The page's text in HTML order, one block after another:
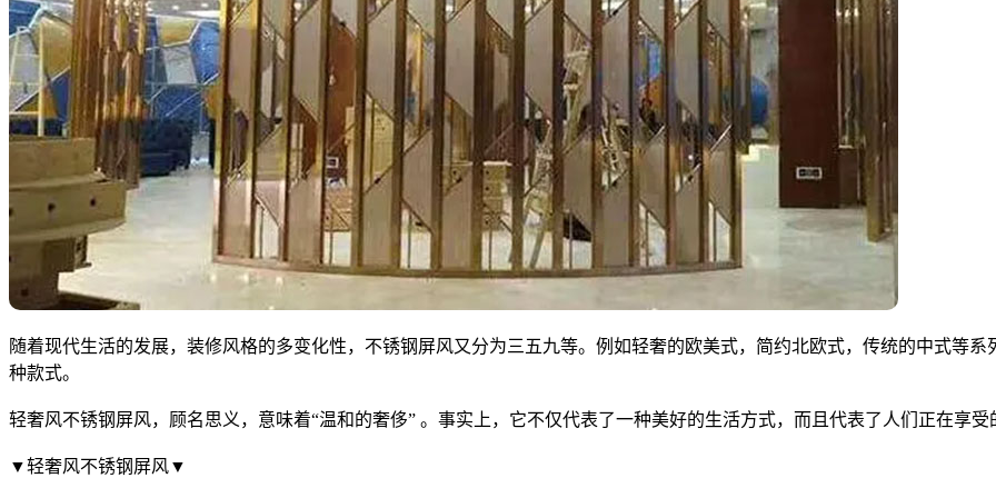
随着现代生活的发展，装修风格的多变化性，不锈钢屏风又分为三五九等。例如轻奢的欧美式，简约北欧式，传统的中式等
种款式。
轻奢风不锈钢屏风，顾名思义，意味着“温和的奢侈” 。事实上，它不仅代表了一种美好的生活方式，而且代表了人们正在享
▼轻奢风不锈钢屏风▼